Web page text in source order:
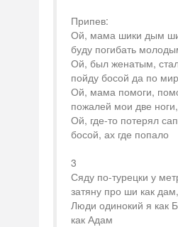
Припев:
Ой, мама шики дым
буду погибать
Ой, был женатым,
пойду босой да по
Ой, мама помоги,
пожалей мои две ноги,
Ой, где-то потерял
босой, ах где попало
3
Сяду по-турецки у
затяну про ши как дам,
Люди одинокий я как
как Адам